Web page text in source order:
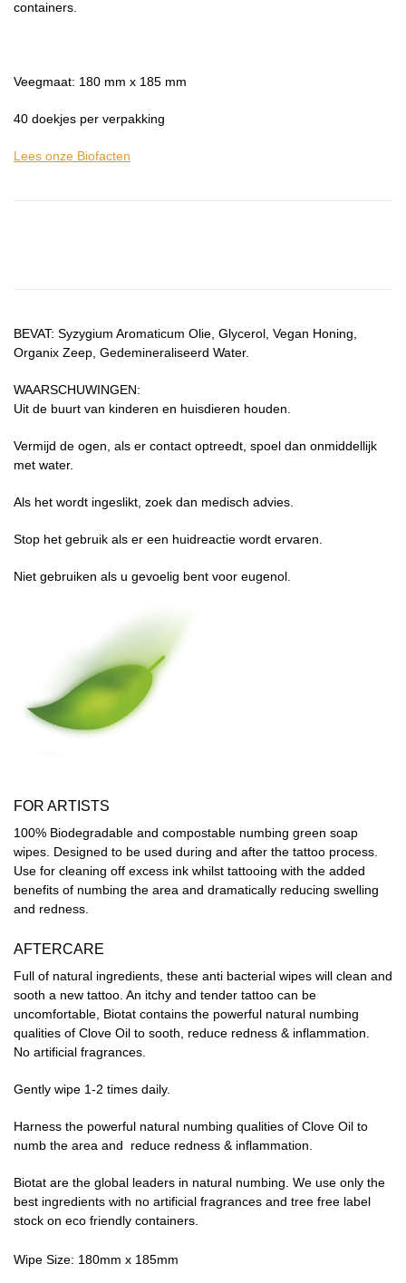
containers.
Veegmaat: 180 mm x 185 mm
40 doekjes per verpakking
Lees onze Biofacten
BEVAT: Syzygium Aromaticum Olie, Glycerol, Vegan Honing,
Organix Zeep, Gedemineraliseerd Water.
WAARSCHUWINGEN:
Uit de buurt van kinderen en huisdieren houden.
Vermijd de ogen, als er contact optreedt, spoel dan onmiddellijk
met water.
Als het wordt ingeslikt, zoek dan medisch advies.
Stop het gebruik als er een huidreactie wordt ervaren.
Niet gebruiken als u gevoelig bent voor eugenol.
FOR ARTISTS
100% Biodegradable and compostable numbing green soap
wipes. Designed to be used during and after the tattoo process.
Use for cleaning off excess ink whilst tattooing with the added
benefits of numbing the area and dramatically reducing swelling
and redness.
AFTERCARE
Full of natural ingredients, these anti bacterial wipes will clean and
sooth a new tattoo. An itchy and tender tattoo can be
uncomfortable, Biotat contains the powerful natural numbing
qualities of Clove Oil to sooth, reduce redness & inflammation.
No artificial fragrances.
Gently wipe 1-2 times daily.
Harness the powerful natural numbing qualities of Clove Oil to
numb the area and reduce redness & inflammation.
Biotat are the global leaders in natural numbing. We use only the
best ingredients with no artificial fragrances and tree free label
stock on eco friendly containers.
Wipe Size: 180mm x 185mm